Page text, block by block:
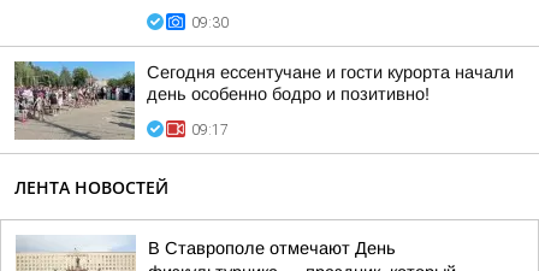
09:30
Сегодня ессентучане и гости курорта начали
день особенно бодро и позитивно!
09:17
ЛЕНТА НОВОСТЕЙ
В Ставрополе отмечают День